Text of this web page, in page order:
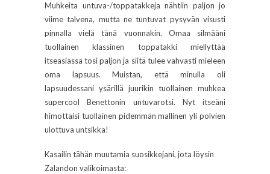
Muhkeita untuva-/toppatakkeja nähtiin paljon jo
viime talvena, mutta ne tuntuvat pysyvän visusti
pinnalla vielä tänä vuonnakin. Omaa silmääni
tuollainen klassinen toppatakki miellyttää
itseasiassa tosi paljon ja siitä tulee vahvasti mieleen
oma lapsuus. Muistan, että minulla oli
lapsuudessani ysärillä juurikin tuollainen muhkea
supercool Benettonin untuvarotsi. Nyt itseäni
himottaisi tuollainen pidemmän mallinen yli polvien
ulottuva untsikka!
Kasailin tähän muutamia suosikkejani, jota löysin
Zalandon valikoimasta: